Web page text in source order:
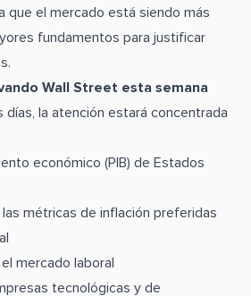
que el mercado está siendo más
fundamentos para justificar
Wall Street esta semana
días, la atención estará concentrada
económico (PIB) de Estados
las métricas de inflación preferidas
mercado laboral
tecnológicas y de